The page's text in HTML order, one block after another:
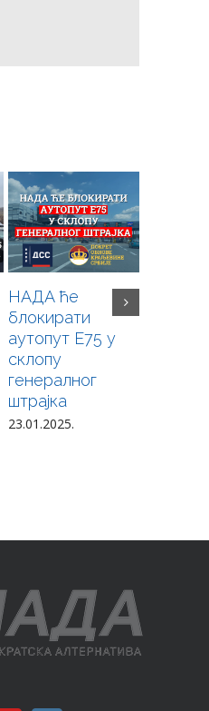
НАДА ће
блокирати
аутопут Е75 у
склопу
генералног
штрајка
23.01.2025.